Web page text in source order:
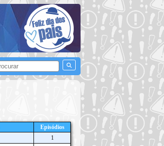
Episódios
1